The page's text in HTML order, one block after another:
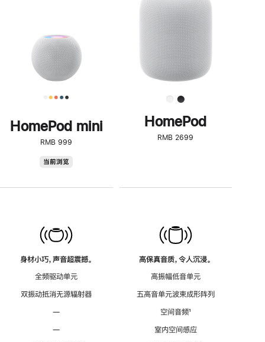
HomePod mini
RMB 999
当前浏览
身材小巧，声音超震撼。
全频驱动单元
双振动抵消无源辐射器
—
—
了
解
HomePod<
HomePod
RMB 2699
高保真音质，令人沉浸。
高振幅低音单元
五高音单元波束成形阵列
空间音频脚
¹
室内空间感应